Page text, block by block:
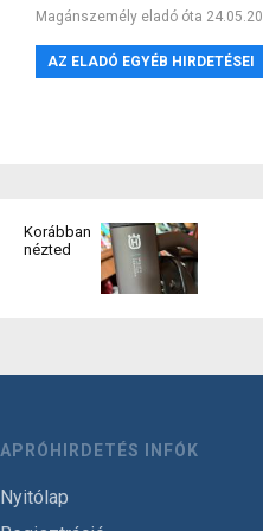
Magánszemély eladó óta 24.05.20
AZ ELADÓ EGYÉB HIRDETÉSEI
Korábban
nézted
APRÓHIRDETÉS INFÓK
Nyitólap